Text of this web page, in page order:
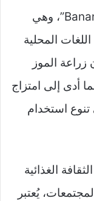
في اللغة الإنجليزية، يسمى الموز “Banana”، وهي
المحلية
زراعة الموز
أدى إلى امتزاج
استخدام
الغذائية
يُعتبر